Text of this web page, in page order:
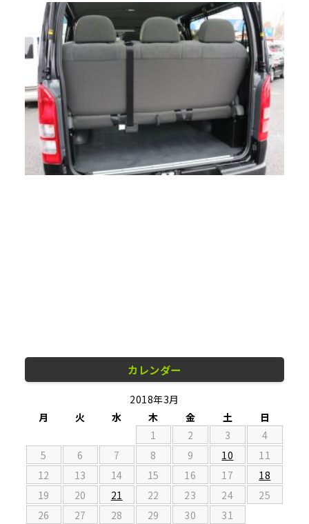
カレンダー
2018年3月
月
火 水 木 金 土
日
1
2 3
4
5
6 7 8 9 10
11
12
13 14 15 16 17
18
19
20 21 22 23 24
25
26
27 28 29 30
31